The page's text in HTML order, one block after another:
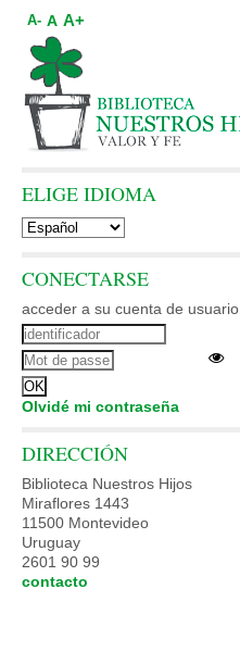
A- A A+
ELIGE IDIOMA
CONECTARSE
acceder a su cuenta de usuario
Olvidé mi contraseña
DIRECCIÓN
Biblioteca Nuestros Hijos
Miraflores 1443
11500 Montevideo
Uruguay
2601 90 99
contacto